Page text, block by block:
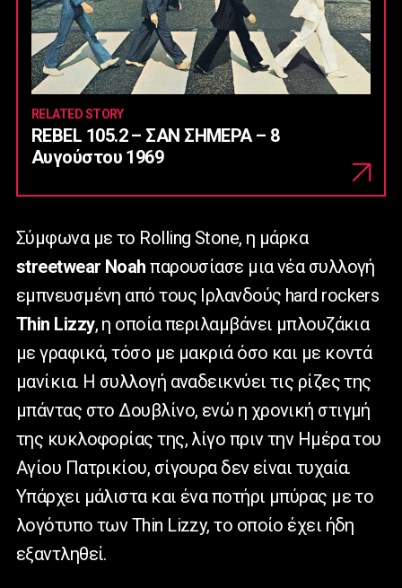
RELATED STORY
REBEL 105.2 – ΣΑΝ ΣΗΜΕΡΑ – 8
Αυγούστου 1969
Σύμφωνα με το Rolling Stone, η μάρκα
streetwear Noah παρουσίασε μια νέα συλλογή
εμπνευσμένη από τους Ιρλανδούς hard rockers
Thin Lizzy, η οποία περιλαμβάνει μπλουζάκια
με γραφικά, τόσο με μακριά όσο και με κοντά
μανίκια. Η συλλογή αναδεικνύει τις ρίζες της
μπάντας στο Δουβλίνο, ενώ η χρονική στιγμή
της κυκλοφορίας της, λίγο πριν την Ημέρα του
Αγίου Πατρικίου, σίγουρα δεν είναι τυχαία.
Υπάρχει μάλιστα και ένα ποτήρι μπύρας με το
λογότυπο τωνThin Lizzy, το οποίο έχει ήδη
εξαντληθεί.